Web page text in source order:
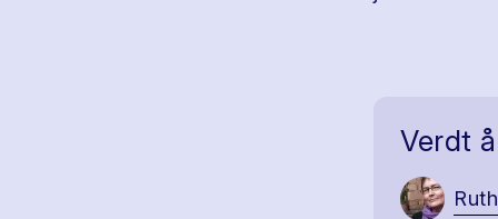
Verdt